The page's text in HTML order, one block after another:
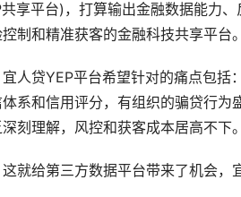
享平台)，打算输出金融数据能力
制和精准获客的金融科技共享平台。
贷YEP平台希望针对的痛点包括
系和信用评分，有组织的骗贷行为
刻理解，风控和获客成本居高不下。
给第三方数据平台带来了机会，宜